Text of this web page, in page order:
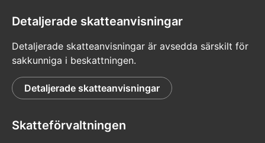
Detaljerade skatteanvisningar
Detaljerade skatteanvisningar är avsedda särskilt för
sakkunniga i beskattningen.
Detaljerade skatteanvisningar
Skatteförvaltningen